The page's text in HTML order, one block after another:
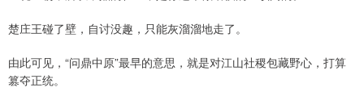
楚庄王碰了壁，自讨没趣，只能灰溜溜地走了。
由此可见，“问鼎中原”最早的意思，就是对江山社稷包藏野心，打算
篡夺正统。